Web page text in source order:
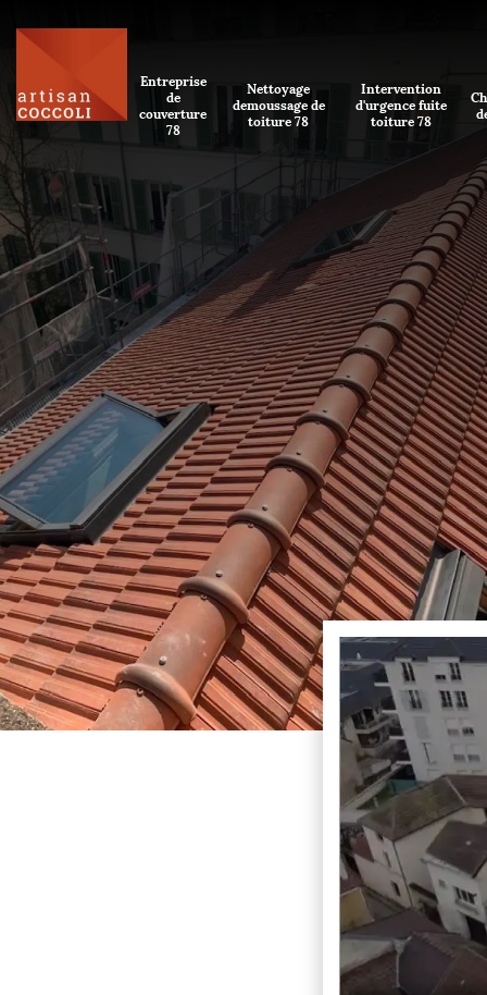
Entreprise
de
couverture
78
Nettoyage
demoussage de
toiture 78
Intervention
d'urgence fuite
toiture 78